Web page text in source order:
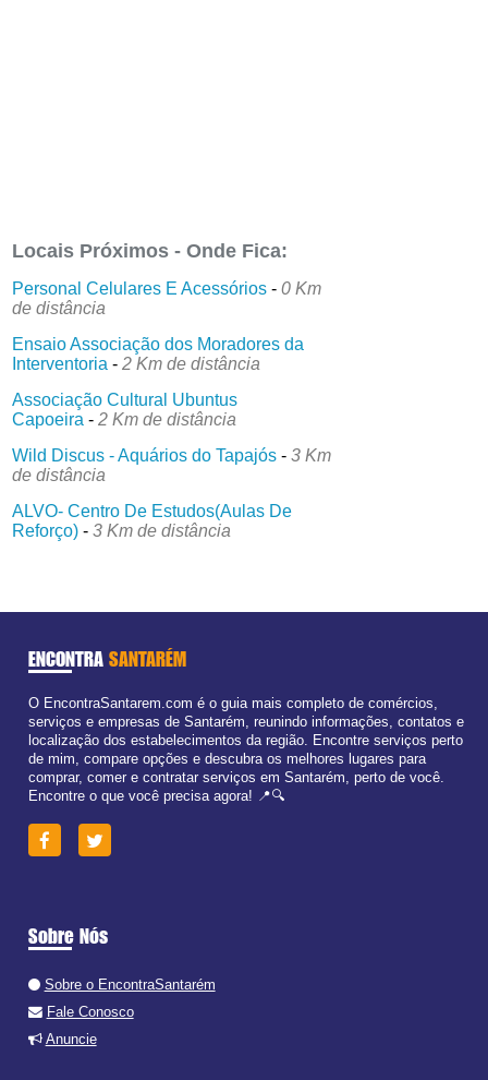
Locais Próximos - Onde Fica:
Personal Celulares E Acessórios -0 Km
de distância
Ensaio Associação dos Moradores da
Interventoria -2 Km de distância
Associação Cultural Ubuntus
Capoeira -2 Km de distância
Wild Discus - Aquários do Tapajós -3 Km
de distância
ALVO- Centro De Estudos(Aulas De
Reforço) -3 Km de distância
ENCONTRA SANTARÉM
O EncontraSantarem.com é o guia mais completo de comércios,
serviços e empresas de Santarém, reunindo informações, contatos e
localização dos estabelecimentos da região. Encontre serviços perto
de mim, compare opções e descubra os melhores lugares para
comprar, comer e contratar serviços em Santarém, perto de você.
Encontre o que você precisa agora! 📍🔍
Sobre Nós
Sobre o EncontraSantarém
Fale Conosco
Anuncie